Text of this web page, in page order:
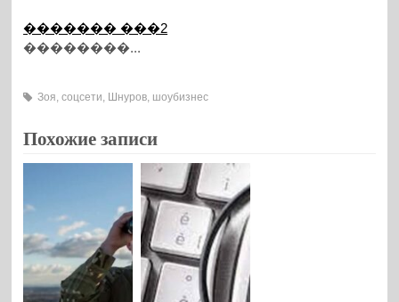
������� ���2
��������...
Зоя,соцсети, Шнуров, шоубизнес
Похожие записи